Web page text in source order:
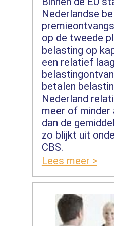
Nederlandse
op de tweede
belasting op
een relatief
betalen
Nederland
meer of minder
dan de
zo blijkt uit
CBS.
Lees meer >